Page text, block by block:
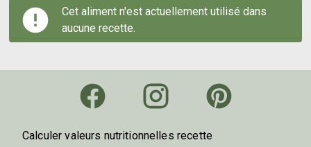
Cet aliment n'est actuellement utilisé dans
aucune recette.
Calculer valeurs nutritionnelles recette